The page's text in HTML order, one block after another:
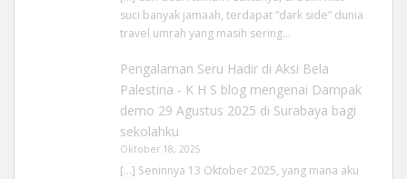
suci banyak jamaah, terdapat “dark side” dunia
travel umrah yang masih sering…
Pengalaman Seru Hadir di Aksi Bela
Palestina - K H S blogmengenai Dampak
demo 29 Agustus 2025 di Surabaya bagi
sekolahku
Oktober 18, 2025
[…] Seninnya 13 Oktober 2025, yang mana aku